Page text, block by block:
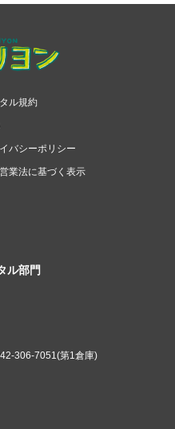
ル規約
バシーポリシー
業法に基づく表示
ル部門
306-7051(第1倉庫)